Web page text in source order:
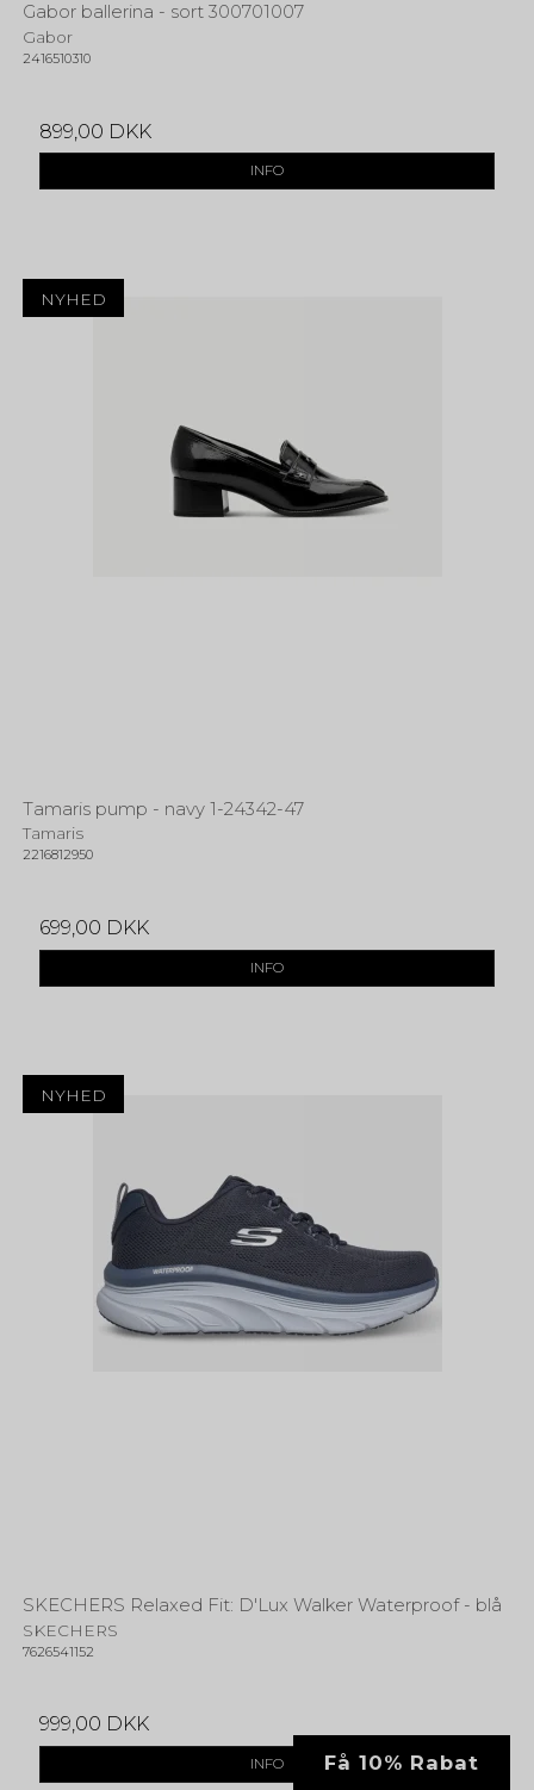
Gabor ballerina - sort 300701007
Gabor
2416510310
899,00 DKK
INFO
NYHED
Tamaris pump - navy 1-24342-47
Tamaris
2216812950
699,00 DKK
INFO
NYHED
SKECHERS Relaxed Fit: D'Lux Walker Waterproof - blå
SKECHERS
7626541152
999,00 DKK
INFO Få 10% Rabat